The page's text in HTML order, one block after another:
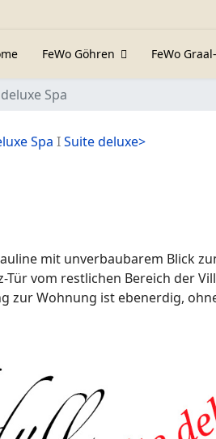
FeWo Göhren FeWo
Spa
Spa ISuite deluxe>
mit unverbaubarem Blick
vom restlichen Bereich der
zur Wohnung ist ebenerdig,